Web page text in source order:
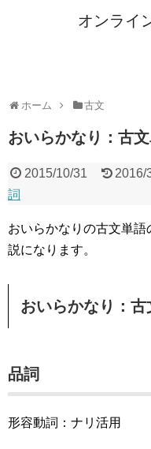
オンライ
ホーム 古文
おいらかなり：古
2015/10/31 2016/
詞
おいらかなりの古文単
説になります。
おいらかなり：
品詞
形容動詞：ナリ活用